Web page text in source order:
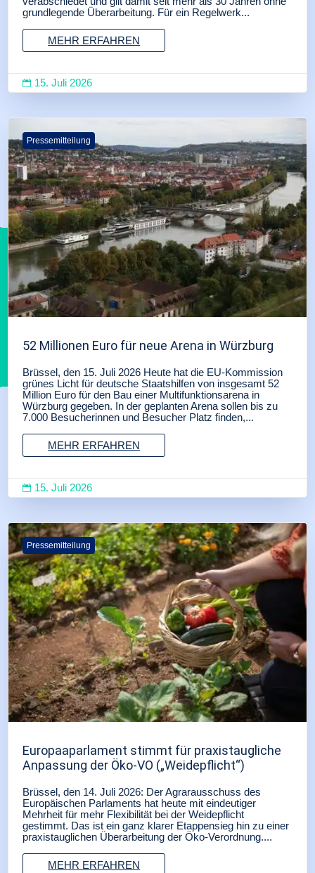
grundlegende Überarbeitung. Für ein Regelwerk...
MEHR ERFAHREN
 15. Juli 2026
Pressemitteilung
52 Millionen Euro für neue Arena in Würzburg
Brüssel, den 15. Juli 2026 Heute hat die EU-Kommission
grünes Licht für deutsche Staatshilfen von insgesamt 52
Million Euro für den Bau einer Multifunktionsarena in
Würzburg gegeben. In der geplanten Arena sollen bis zu
7.000 Besucherinnen und Besucher Platz finden,...
MEHR ERFAHREN
 15. Juli 2026
Pressemitteilung
Europaaparlament stimmt für praxistaugliche
Anpassung der Öko-VO („Weidepflicht“)
Brüssel, den 14. Juli 2026: Der Agrarausschuss des
Europäischen Parlaments hat heute mit eindeutiger
Mehrheit für mehr Flexibilität bei der Weidepflicht
gestimmt. Das ist ein ganz klarer Etappensieg hin zu einer
praxistauglichen Überarbeitung der Öko-Verordnung....
MEHR ERFAHREN